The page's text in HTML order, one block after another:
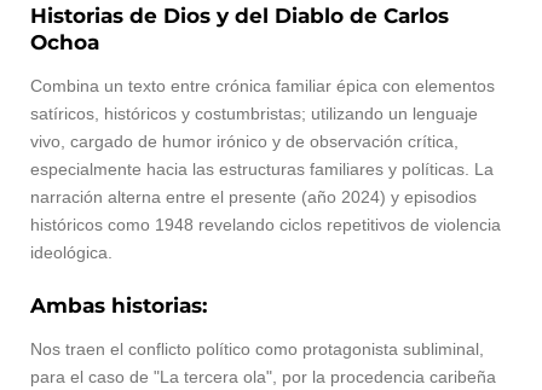
Historias de Dios y del Diablo de Carlos
Ochoa
Combina un texto entre crónica familiar épica con elementos
satíricos, históricos y costumbristas; utilizando un lenguaje
vivo, cargado de humor irónico y de observación crítica,
especialmente hacia las estructuras familiares y políticas. La
narración alterna entre el presente (año 2024) y episodios
históricos como 1948 revelando ciclos repetitivos de violencia
ideológica.
Ambas historias:
Nos traen el conflicto político como protagonista subliminal,
para el caso de "La tercera ola", por la procedencia caribeña